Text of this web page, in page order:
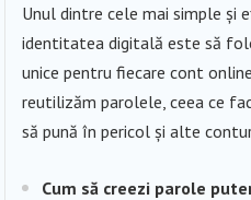
Unul dintre cele mai simple și
identitatea digitală este să
unice pentru fiecare cont
reutilizăm parolele, ceea ce
să pună în pericol și alte
Cum să creezi parole